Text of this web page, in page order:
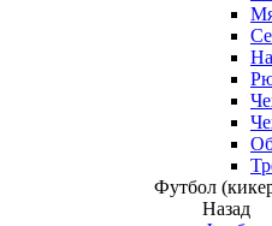
Футбол
Назад